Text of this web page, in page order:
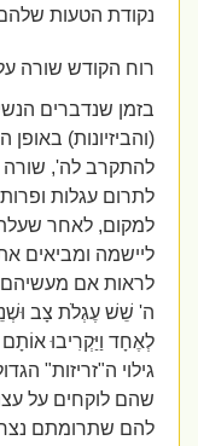
נקודת הטעות שלהם
רוח הקודש שורה על
בזמן שנדברים
(והביזיונות) באופן
להתקרב לה', שורה
לתרום עגלות ופרות
למקום, לאחר
ליישמה ומביאים את
לראות אם מעשיהם
ה' שֵׁשׁ עֶגְלֹת צָב וּשְׁנֵי
לְאֶחָד וַיַּקְרִיבוּ
גילוי ה"זריזות"
שהם לוקחים על
להם שתרומתם נצרכת